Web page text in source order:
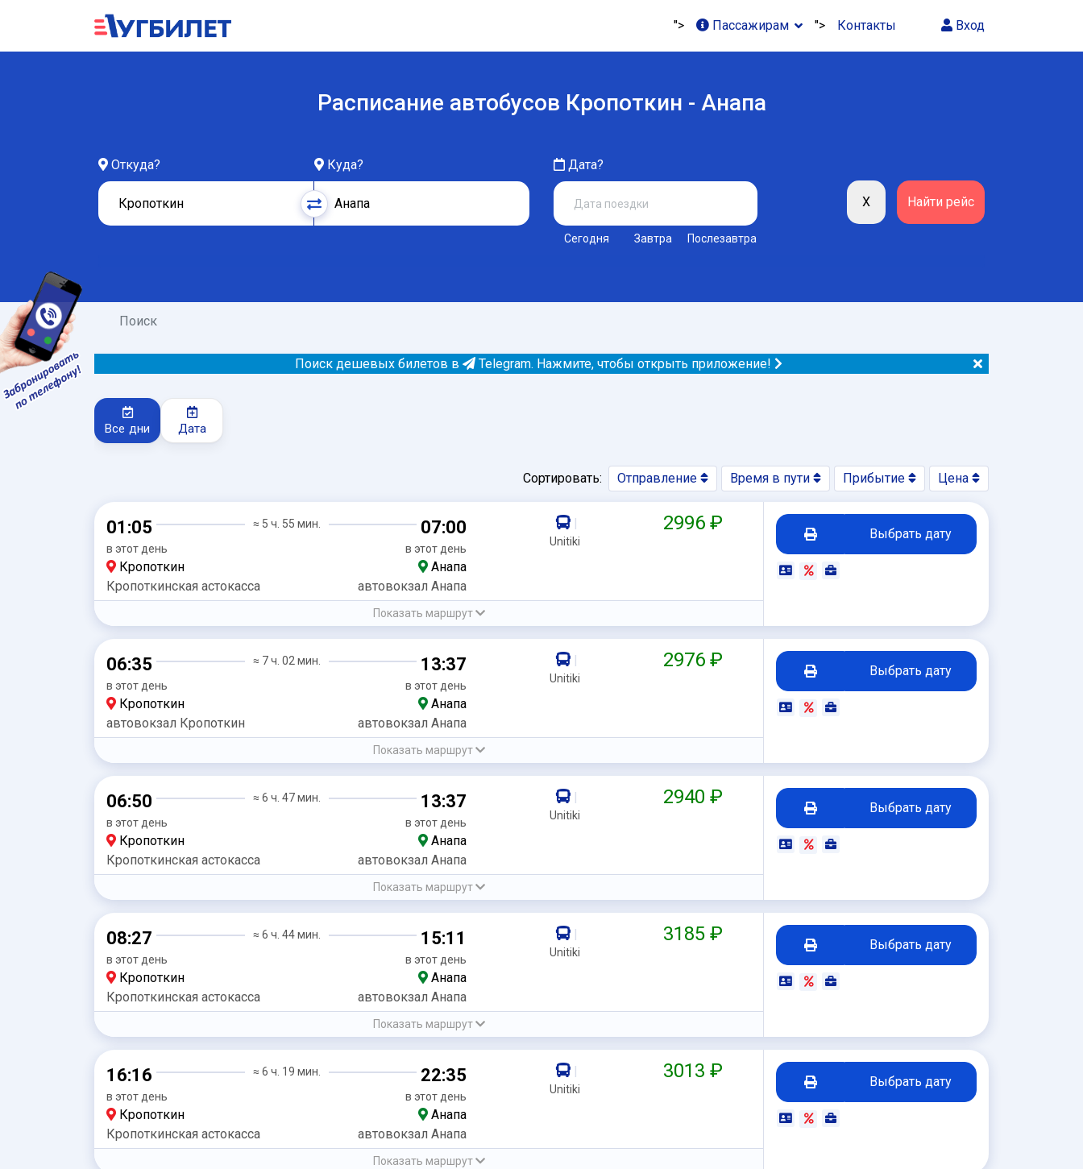
Вход
"> Пассажирам "> Контакты
Расписание автобусов Кропоткин - Анапа
Откуда? Куда? Дата?
Сегодня Завтра Послезавтра
Поиск
Поиск дешевых билетов в Telegram. Нажмите, чтобы открыть приложение!
Все дни Дата
Сортировать: Отправление Время в пути Прибытие Цена
01:05
в этот день
≈ 5 ч. 55 мин. 07:00
в этот день
Кропоткин
Анапа
Кропоткинская астокасса
автовокзал Анапа
|
Unitiki
2996 ₽
Показать маршрут
Выбрать дату
06:35
в этот день
≈ 7 ч. 02 мин. 13:37
в этот день
Кропоткин
Анапа
автовокзал Кропоткин
автовокзал Анапа
|
Unitiki
2976 ₽
Показать маршрут
Выбрать дату
06:50
в этот день
≈ 6 ч. 47 мин. 13:37
в этот день
Кропоткин
Анапа
Кропоткинская астокасса
автовокзал Анапа
|
Unitiki
2940 ₽
Показать маршрут
Выбрать дату
08:27
в этот день
≈ 6 ч. 44 мин. 15:11
в этот день
Кропоткин
Анапа
Кропоткинская астокасса
автовокзал Анапа
|
Unitiki
3185 ₽
Показать маршрут
Выбрать дату
16:16
в этот день
≈ 6 ч. 19 мин. 22:35
в этот день
Кропоткин
Анапа
Кропоткинская астокасса
автовокзал Анапа
|
Unitiki
3013 ₽
Показать маршрут
Выбрать дату